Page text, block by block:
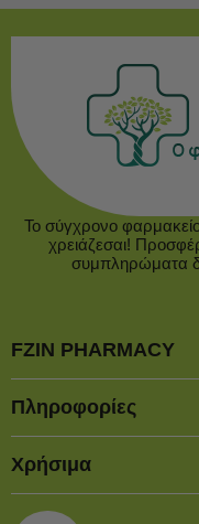
Το σύγχρονο
χρειάζεσαι!
συμπληρώματα
FZIN PHARMACY
Πληροφορίες
Χρήσιμα